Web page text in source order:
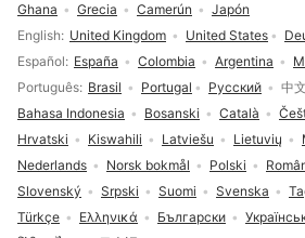
Selección de idioma
English United Kingdom United States
Español
España Colombia Argentina
Português Brasil Portugal Русский 中文
Bahasa Indonesia
Bosanski Català
Hrvatski
Kiswahili Latviešu Lietuvių
Nederlands
Norsk bokmål Polski
Slovenský
Srpski Suomi Svenska
Türkçe
Ελληνικά Български
Ghana
Grecia Camerún Japón